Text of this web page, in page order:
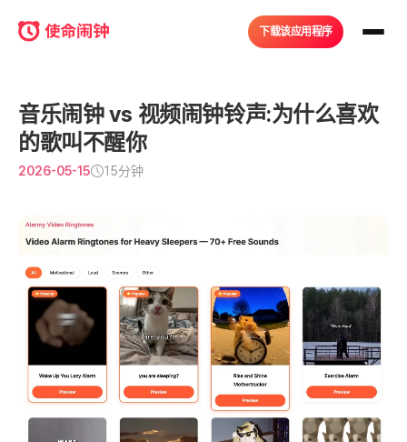
下载该应用程序
音乐闹钟 vs 视频闹钟铃声:为什么喜欢
的歌叫不醒你
2026-05-15 15分钟